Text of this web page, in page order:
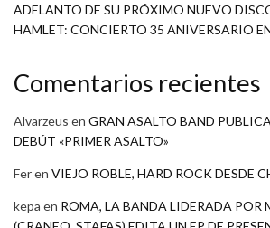
ADELANTO DE SU PRÓXIMO NUEVO
HAMLET: CONCIERTO 35 ANIVERSARIO
Comentarios recientes
Alvarzeus en GRAN ASALTO BAND
DEBÚT «PRIMER ASALTO»
Feren VIEJO ROBLE, HARD ROCK DESDE
kepa en ROMA, LA BANDA LIDERADA POR